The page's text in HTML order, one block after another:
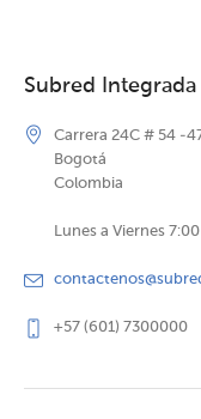
Subred Integrada
Carrera 24C # 54 -
Bogotá
Colombia
Lunes a Viernes
+57 (601) 7300000